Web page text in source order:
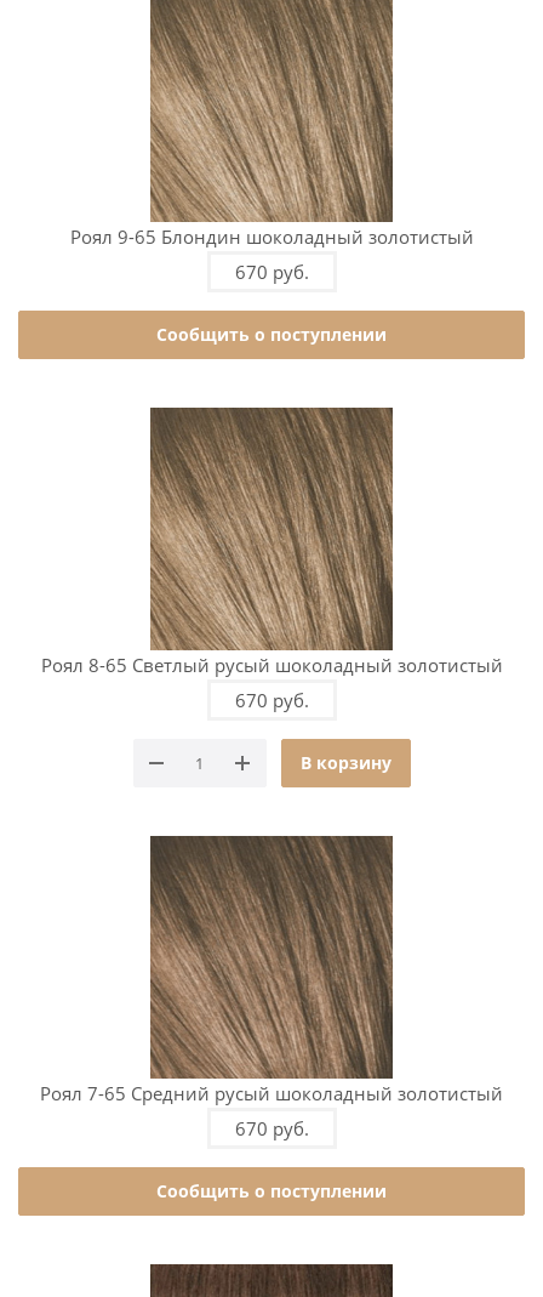
Роял 9-65 Блондин шоколадный золотистый
670 руб.
Сообщить о поступлении
Роял 8-65 Светлый русый шоколадный золотистый
670 руб.
В корзину
Роял 7-65 Средний русый шоколадный золотистый
670 руб.
Сообщить о поступлении